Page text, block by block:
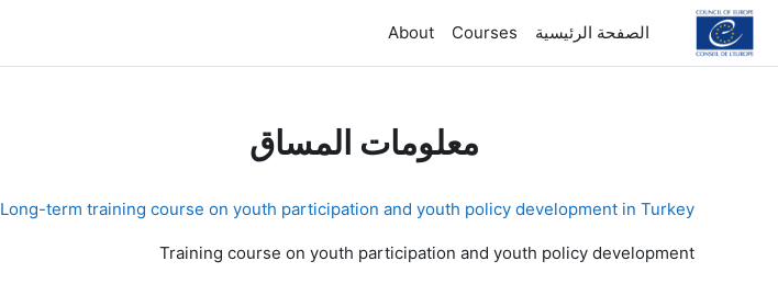
تخطى إلى المحتوى الرئيسي
الصفحة الرئيسية
Courses
About
معلومات المساق
Long-term training course on youth participation and youth policy development in Turkey
Training course on youth participation and youth policy development